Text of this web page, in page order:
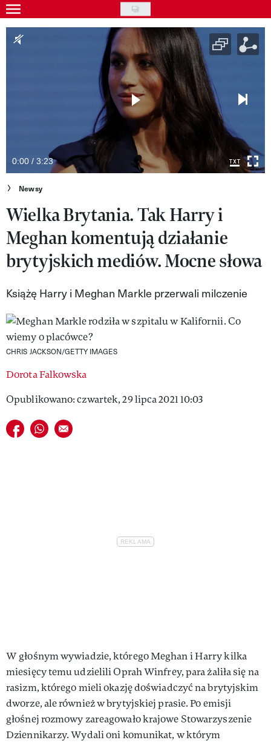
Skip
to
main
Gwiazdy
Kultura
Wideo
Nasze akcje
VIVA!ART
VIVA!MODA
VIVA!PEOPLE POWER
0:00 / 3:23
Newsy
Wielka Brytania. Tak Harry i
Meghan komentują działanie
brytyjskich mediów. Mocne słowa
Książę Harry i Meghan Markle przerwali milczenie
CHRIS JACKSON/GETTY IMAGES
Dorota Falkowska
Opublikowano: czwartek, 29 lipca 2021 10:03
Udostępnij na facebook
Udostępnij na whatsapp
E-mail do przyjaciela
W głośnym wywiadzie, którego Meghan i Harry kilka
miesięcy temu udzielili Oprah Winfrey, para żaliła się na
rasizm, którego mieli okazję doświadczyć na brytyjskim
dworze, ale również w brytyjskiej prasie. Po emisji
głośnej rozmowy zareagowało krajowe Stowarzyszenie
Dziennikarzy. Wydali oni komunikat, w którym